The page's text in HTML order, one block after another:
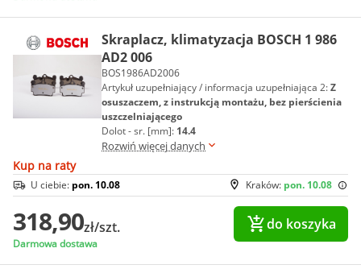
Skraplacz, klimatyzacja BOSCH 1 986
AD2 006
BOS1986AD2006
Artykuł uzupełniający / informacja uzupełniająca 2:Z
osuszaczem, z instrukcją montażu, bez pierścienia
uszczelniającego
Dolot - sr. [mm]: 14.4
Rozwiń więcej danych
Kup na raty
Kraków: pon. 10.08
U ciebie: pon. 10.08
318,90zł/szt.
Darmowa dostawa
do koszyka